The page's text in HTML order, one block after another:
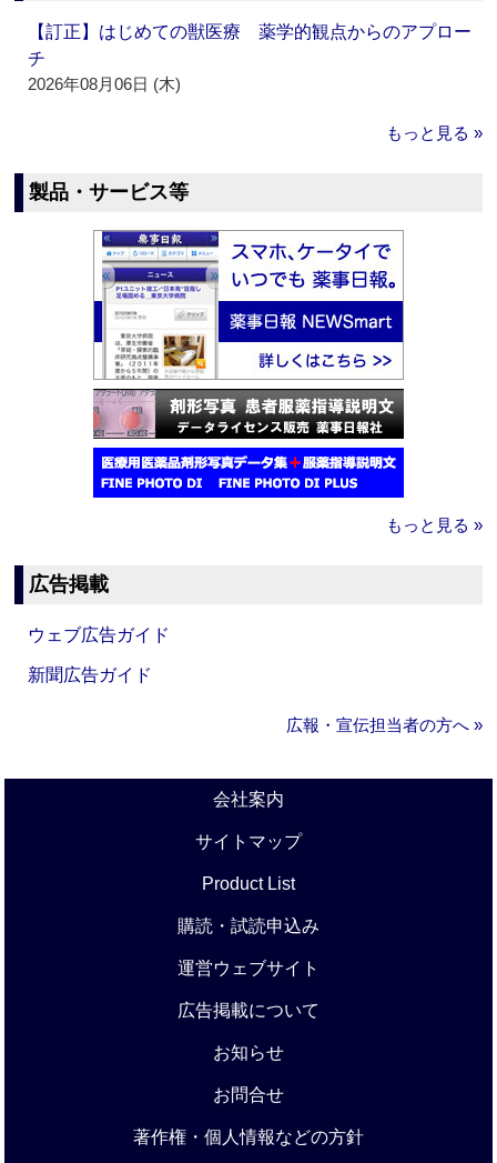
【訂正】はじめての獣医療 薬学的観点からのアプロー
チ
2026年08月06日 (木)
もっと見る »
製品・サービス等
もっと見る »
広告掲載
ウェブ広告ガイド
新聞広告ガイド
広報・宣伝担当者の方へ »
会社案内
サイトマップ
Product List
購読・試読申込み
運営ウェブサイト
広告掲載について
お知らせ
お問合せ
著作権・個人情報などの方針